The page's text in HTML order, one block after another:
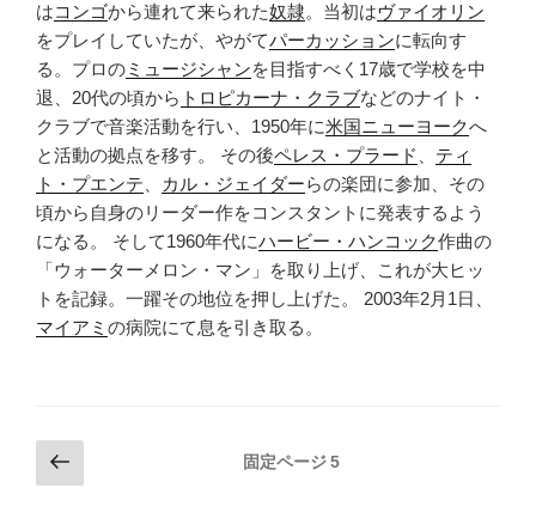
はコンゴから連れて来られた奴隷。当初はヴァイオリン
をプレイしていたが、やがてパーカッションに転向す
る。プロのミュージシャンを目指すべく17歳で学校を中
退、20代の頃から トロピカーナ・クラブなどのナイト・
クラブで音楽活動を行い、1950年に米国ニューヨークへ
と活動の拠点を移す。 その後ペレス・プラード
ティ
ト・プエンテ
カル・ジェイダーらの楽団に参加、その
頃から自身のリーダー作をコンスタントに発表するよう
になる。 そして1960年代にハービー・ハンコック作曲の
「ウォーターメロン・マン」を取り上げ、これが大ヒッ
トを記録。一躍その地位を押し上げた。 2003年2月1日、
マイアミ の病院にて息を引き取る。
投
稿
前
の
固定ページ5